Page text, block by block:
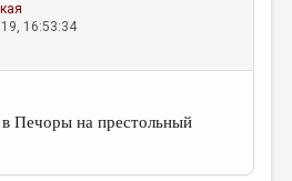
16:53:34
в Печоры на престольный